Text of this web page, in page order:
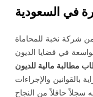
في السعودية
شركة نخبة للمحاماة
في قضايا الديون
مطالبة مالية للديون
بالقوانين والإجراءات
سجلاً حافلاً من النجاح